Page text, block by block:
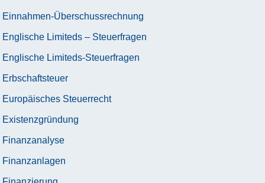
Einnahmen-Überschussrechnung
Englische Limiteds – Steuerfragen
Englische Limiteds-Steuerfragen
Erbschaftsteuer
Europäisches Steuerrecht
Existenzgründung
Finanzanalyse
Finanzanlagen